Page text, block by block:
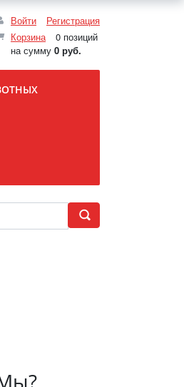
Войти
Регистрация
Корзина
0 позиций
на сумму 0 руб.